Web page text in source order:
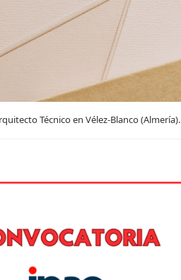
Técnico en Vélez-Blanco (Almería).